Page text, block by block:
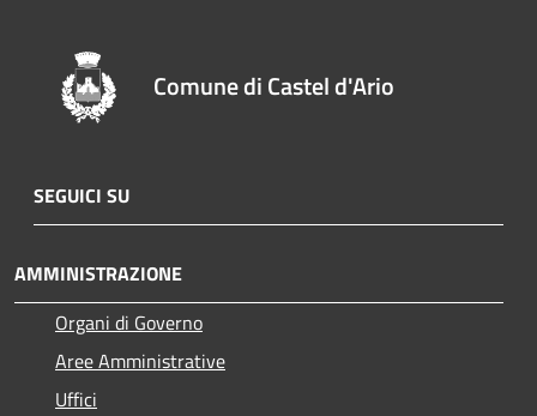
Comune di Castel d'Ario
SEGUICI SU
AMMINISTRAZIONE
Organi di Governo
Aree Amministrative
Uffici